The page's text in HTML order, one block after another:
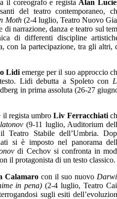
il coreografo e regista Alan
del teatro contemporaneo,
Moth (2-4 luglio, Teatro Nuovo
narrazione, danza e teatro sul
di differenti discipline
con la partecipazione, tra gli altri,
Lidiemerge per il suo approccio
Lidi debutta a Spoleto con
in prima assoluta (26-27
il regista umbroLiv Ferracchiati
(9-11 luglio, Auditorium
Teatro Stabile dell’Umbria.
si è imposto nel panorama
di Cechov si confronta in
il protagonista di un testo classico.
Calamaro con il suo nuovo
in pena) (2-4 luglio, Teatro
sugli esiti